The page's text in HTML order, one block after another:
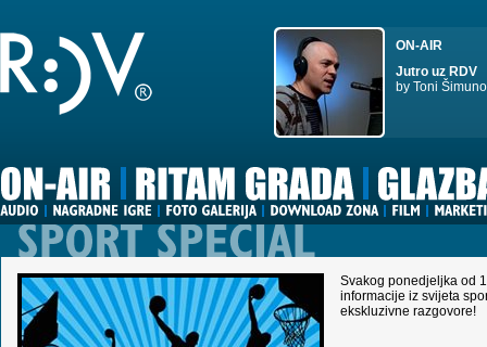
ON-AIR
Jutro uz RDV
by Toni
Svakog ponedjeljka od
informacije iz svijeta
ekskluzivne razgovore!